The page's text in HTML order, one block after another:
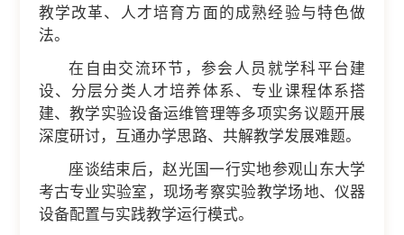
教学改革、人才培育方面的成熟经验与特色做
法。
在自由交流环节，参会人员就学科平台建
设、分层分类人才培养体系、专业课程体系搭
建、教学实验设备运维管理等多项实务议题开展
深度研讨，互通办学思路、共解教学发展难题。
座谈结束后，赵光国一行实地参观山东大学
考古专业实验室，现场考察实验教学场地、仪器
设备配置与实践教学运行模式。